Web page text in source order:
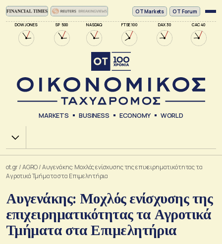
DOW JONES SP 500 NASDAQ FTSE 100 DAX 30 CAC 40
ΟΤ Markets OT Forum
MARKETS BUSINESS ECONOMY WORLD
Χ.Α.
ot.gr/AGRO/Αυγενάκης: Μοχλός ενίσχυσης της επιχειρηματικότητας τα
Αγροτικά Τμήματα στα Επιμελητήρια
Αυγενάκης: Μοχλός ενίσχυσης της
επιχειρηματικότητας τα Αγροτικά
Τμήματα στα Επιμελητήρια